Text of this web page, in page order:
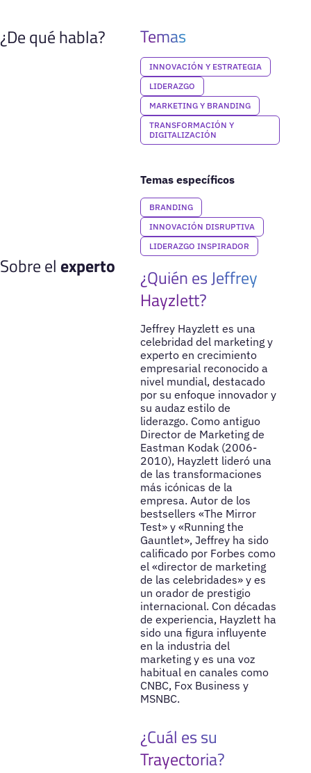
¿De qué habla? Temas
INNOVACIÓN Y ESTRATEGIA
LIDERAZGO
MARKETING Y BRANDING
TRANSFORMACIÓN Y
DIGITALIZACIÓN
Temas específicos
BRANDING
INNOVACIÓN DISRUPTIVA
LIDERAZGO INSPIRADOR
Sobre el experto
¿Quién es Jeffrey
Hayzlett?
Jeffrey Hayzlett es una
celebridad del marketing y
experto en crecimiento
empresarial reconocido a
nivel mundial, destacado
por su enfoque innovador y
su audaz estilo de
liderazgo. Como antiguo
Director de Marketing de
Eastman Kodak (2006-
2010), Hayzlett lideró una
de las transformaciones
más icónicas de la
empresa. Autor de los
bestsellers «The Mirror
Test» y «Running the
Gauntlet», Jeffrey ha sido
calificado por Forbes como
el «director de marketing
de las celebridades» y es
un orador de prestigio
internacional. Con décadas
de experiencia, Hayzlett ha
sido una figura influyente
en la industria del
marketing y es una voz
habitual en canales como
CNBC, Fox Business y
MSNBC.
¿Cuál es su
Trayectoria?